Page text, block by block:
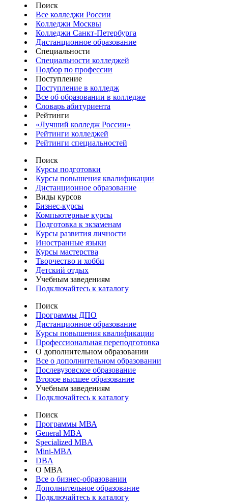
Поиск
Все колледжи России
Колледжи Москвы
Колледжи Санкт-Петербурга
Дистанционное образование
Специальности
Специальности колледжей
Подбор по профессии
Поступление
Поступление в колледж
Все об образовании в колледже
Словарь абитуриента
Рейтинги
«Лучший колледж России»
Рейтинги колледжей
Рейтинги специальностей
Поиск
Курсы подготовки
Курсы повышения квалификации
Дистанционное образование
Виды курсов
Бизнес-курсы
Компьютерные курсы
Подготовка к экзаменам
Курсы развития личности
Иностранные языки
Курсы мастерства
Творчество и хобби
Детский отдых
Учебным заведениям
Подключайтесь к каталогу
Поиск
Программы ДПО
Дистанционное образование
Курсы повышения квалификации
Профессиональная переподготовка
О дополнительном образовании
Все о дополнительном образовании
Послевузовское образование
Второе высшее образование
Учебным заведениям
Подключайтесь к каталогу
Поиск
Программы МВА
General MBA
Specialized MBA
Mini-MBA
DBA
О MBA
Все о бизнес-образовании
Дополнительное образование
Подключайтесь к каталогу